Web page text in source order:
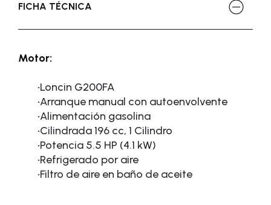
FICHA TÉCNICA
Motor:
·Loncin G200FA
·Arranque manual con autoenvolvente
·Alimentación gasolina
·Cilindrada 196 cc, 1 Cilindro
·Potencia 5.5 HP (4.1 kW)
·Refrigerado por aire
·Filtro de aire en baño de aceite